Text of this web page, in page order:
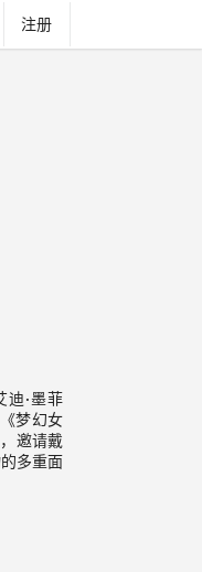
注册
迪·墨菲
梦幻女
邀请戴
多重面